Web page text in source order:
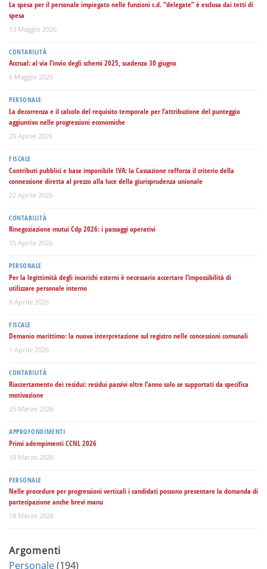
La spesa per il personale impiegato nelle funzioni c.d. “delegate” è esclusa dai tetti di
spesa
13 Maggio 2026
CONTABILITÀ
Accrual: al via l’invio degli schemi 2025, scadenza 30 giugno
6 Maggio 2026
PERSONALE
La decorrenza e il calcolo del requisito temporale per l’attribuzione del punteggio
aggiuntivo nelle progressioni economiche
29 Aprile 2026
FISCALE
Contributi pubblici e base imponibile IVA: la Cassazione rafforza il criterio della
connessione diretta al prezzo alla luce della giurisprudenza unionale
22 Aprile 2026
CONTABILITÀ
Rinegoziazione mutui Cdp 2026: i passaggi operativi
15 Aprile 2026
PERSONALE
Per la legittimità degli incarichi esterni è necessario accertare l’impossibilità di
utilizzare personale interno
8 Aprile 2026
FISCALE
Demanio marittimo: la nuova interpretazione sul registro nelle concessioni comunali
1 Aprile 2026
CONTABILITÀ
Riaccertamento dei residui: residui passivi oltre l’anno solo se supportati da specifica
motivazione
25 Marzo 2026
APPROFONDIMENTI
Primi adempimenti CCNL 2026
18 Marzo 2026
PERSONALE
Nelle procedure per progressioni verticali i candidati possono presentare la domanda di
partecipazione anche brevi manu
18 Marzo 2026
Argomenti
Personale(194)